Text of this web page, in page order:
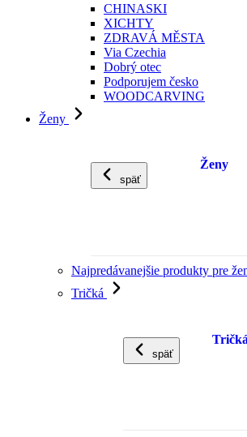
CHINASKI
XICHTY
ZDRAVÁ MĚSTA
Via Czechia
Dobrý otec
Podporujem česko
WOODCARVING
Ženy
späť
Ženy
Najpredávanejšie produkty pre
Tričká
späť
Tričká